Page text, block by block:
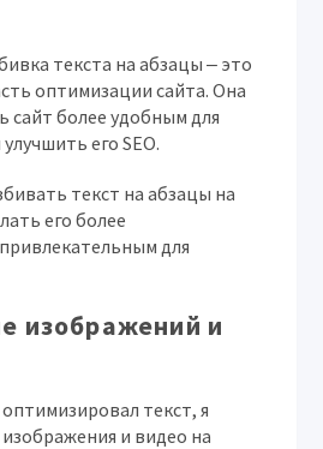
текста на абзацы ‒ это
оптимизации сайта. Она
сайт более удобным для
его SEO.
текст на абзацы на
его более
для
изображений и
текст, я
и видео на